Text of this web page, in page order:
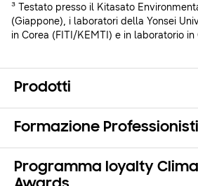
³ Testato presso il Kitasato
(Giappone), i laboratori della Yonsei
in Corea (FITI/KEMTI) e in laboratorio in
Prodotti
Formazione Professionisti
Programma loyalty